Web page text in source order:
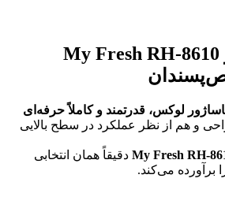
صندلی ماساژور My Fresh RH-8610
لوکس، قدرتمند و کاملاً حرفه‌ای
و هم از نظر عملکرد در سطح بالایی
دقیقاً همان انتخابی
برآورده می‌کند.